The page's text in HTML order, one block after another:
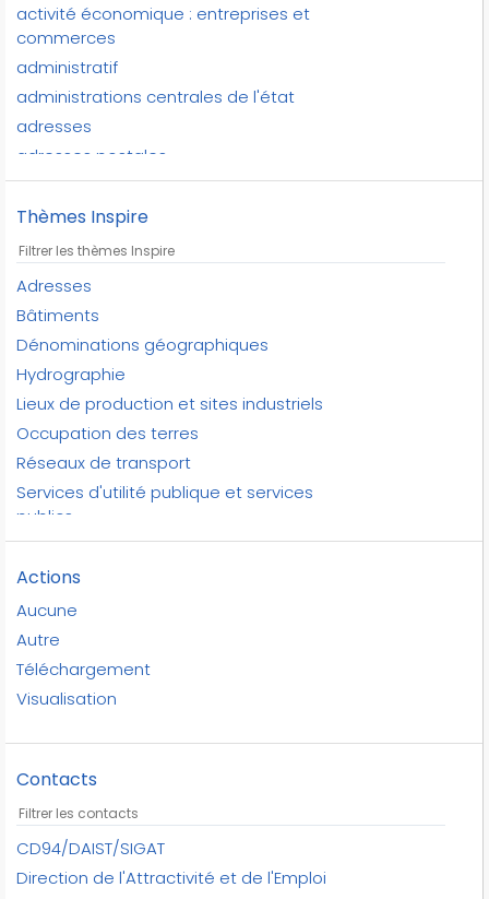
activité économique : entreprises et
commerces
administratif
administrations centrales de l'état
adresses
adresses postales
affectation
affectation du sol
affluents
aires de triage
airs de détente
airs de repos ou de service
alimentaire
alimentaire bio
altiports
altisurfaces
aménagements relatifs aux réseaux de
transports
anciennes voies romaines
antennes
approche territoriale intégrée
aqueducs
arbres
Thèmes Inspire
Adresses
Bâtiments
Dénominations géographiques
Hydrographie
Lieux de production et sites industriels
Occupation des terres
Réseaux de transport
Services d'utilité publique et services
publics
Unités administratives
Zones de gestion, de restriction ou de
Actions
Aucune
Autre
Téléchargement
Visualisation
Contacts
CD94/DAIST/SIGAT
Direction de l'Attractivité et de l'Emploi